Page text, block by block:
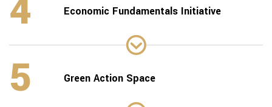
4 Economic Fundamentals Initiative
5 Green Action Space